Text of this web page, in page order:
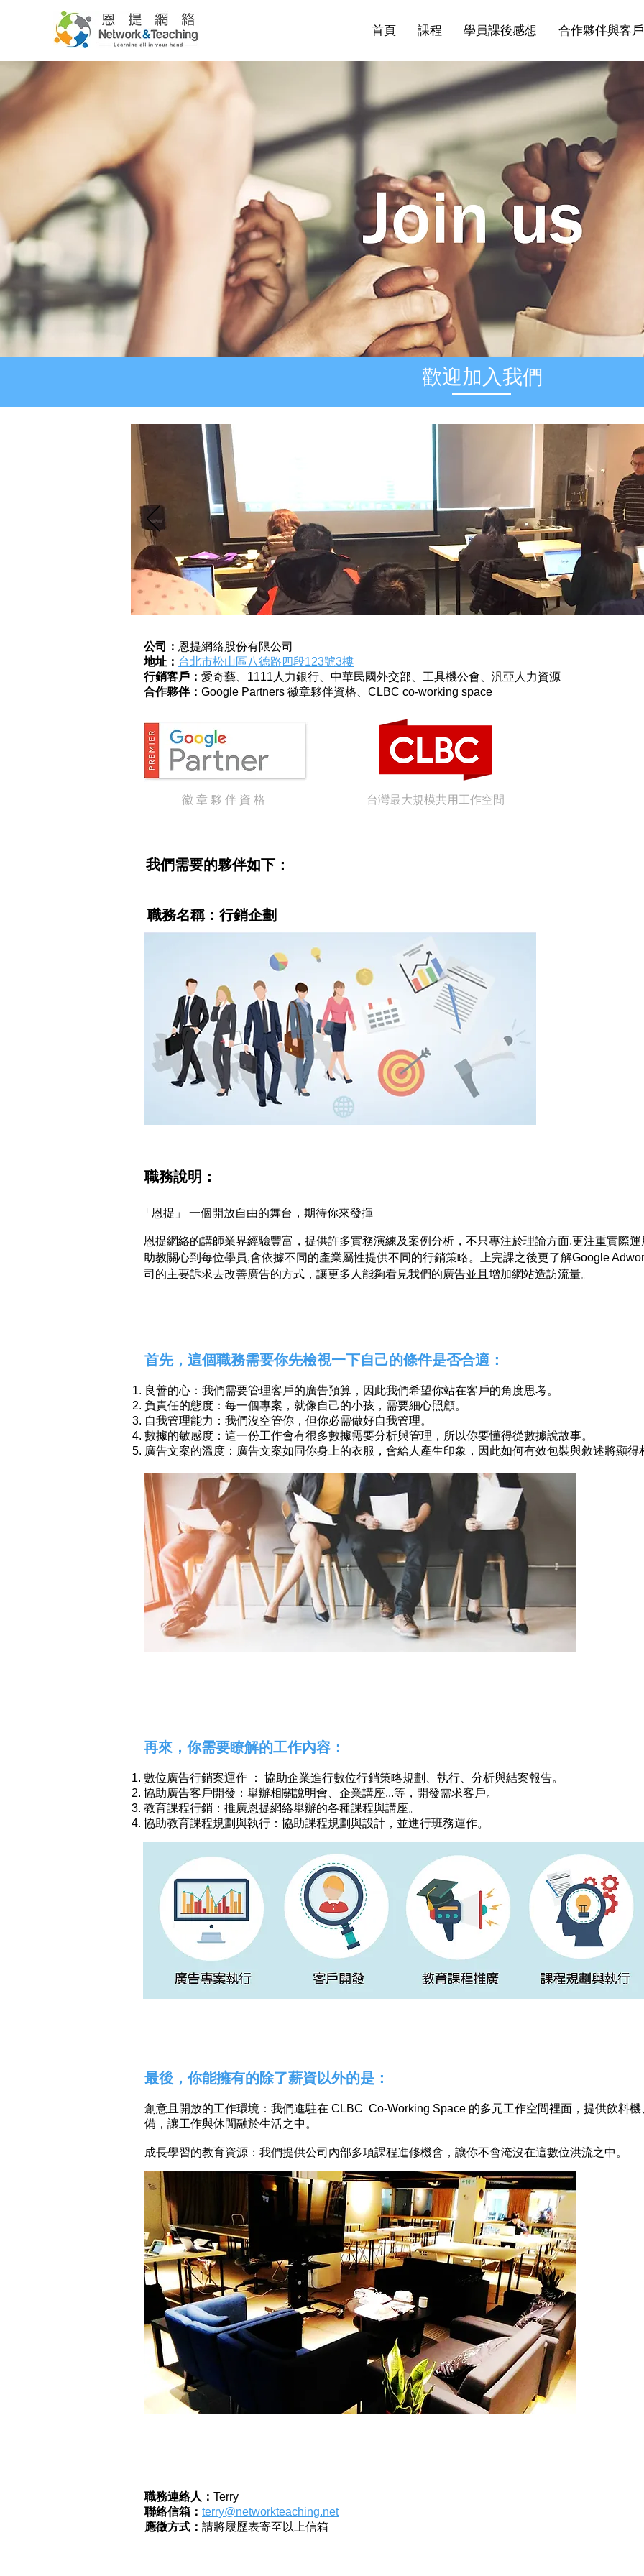
首頁 課程 學員課後感想 合作夥伴與客戶
歡迎加入我們
公司： 恩提網絡股份有限公司
地址： 台北市松山區八德路四段123號3樓
行銷客戶： 愛奇藝、1111人力銀行、中華民國外交部、工具機公會、汎亞人力資源
合作夥伴： Google Partners 徽章夥伴資格、CLBC co-working space
徽 章 夥 伴 資 格 台灣最大規模共用工作空間
我們需要的夥伴如下：
職務名稱：行銷企劃
職務說明：
「恩提」 一個開放自由的舞台，期待你來發揮
恩提網絡的講師業界經驗豐富，提供許多實務演練及案例分析，不只專注於理論方面,更注重實際
助教關心到每位學員,會依據不同的產業屬性提供不同的行銷策略。上完課之後更了解Google
司的主要訴求去改善廣告的方式，讓更多人能夠看見我們的廣告並且增加網站造訪流量。
首先，這個職務需要你先檢視一下自己的條件是否合適：
良善的心：我們需要管理客戶的廣告預算，因此我們希望你站在客戶的角度思考。
負責任的態度：每一個專案，就像自己的小孩，需要細心照顧。
自我管理能力：我們沒空管你，但你必需做好自我管理。
數據的敏感度：這一份工作會有很多數據需要分析與管理，所以你要懂得從數據說故事。
廣告文案的溫度：廣告文案如同你身上的衣服，會給人產生印象，因此如何有效包裝與敘述將顯得
再來，你需要瞭解的工作內容：
數位廣告行銷案運作 ： 協助企業進行數位行銷策略規劃、執行、分析與結案報告。
協助廣告客戶開發：舉辦相關說明會、企業講座...等，開發需求客戶。
教育課程行銷：推廣恩提網絡舉辦的各種課程與講座。
協助教育課程規劃與執行：協助課程規劃與設計，並進行班務運作。
最後，你能擁有的除了薪資以外的是：
創意且開放的工作環境：我們進駐在 CLBC Co-Working Space 的多元工作空間裡面，提供飲料機
備，讓工作與休閒融於生活之中。
成長學習的教育資源：我們提供公司內部多項課程進修機會，讓你不會淹沒在這數位洪流之中。
職務連絡人： Terry
聯絡信箱： terry@networkteaching.net
應徵方式： 請將履歷表寄至以上信箱